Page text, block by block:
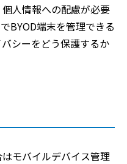
人情報への配慮が必要
BYOD端末を管理できる
シーをどう保護するか
モバイルデバイス管理